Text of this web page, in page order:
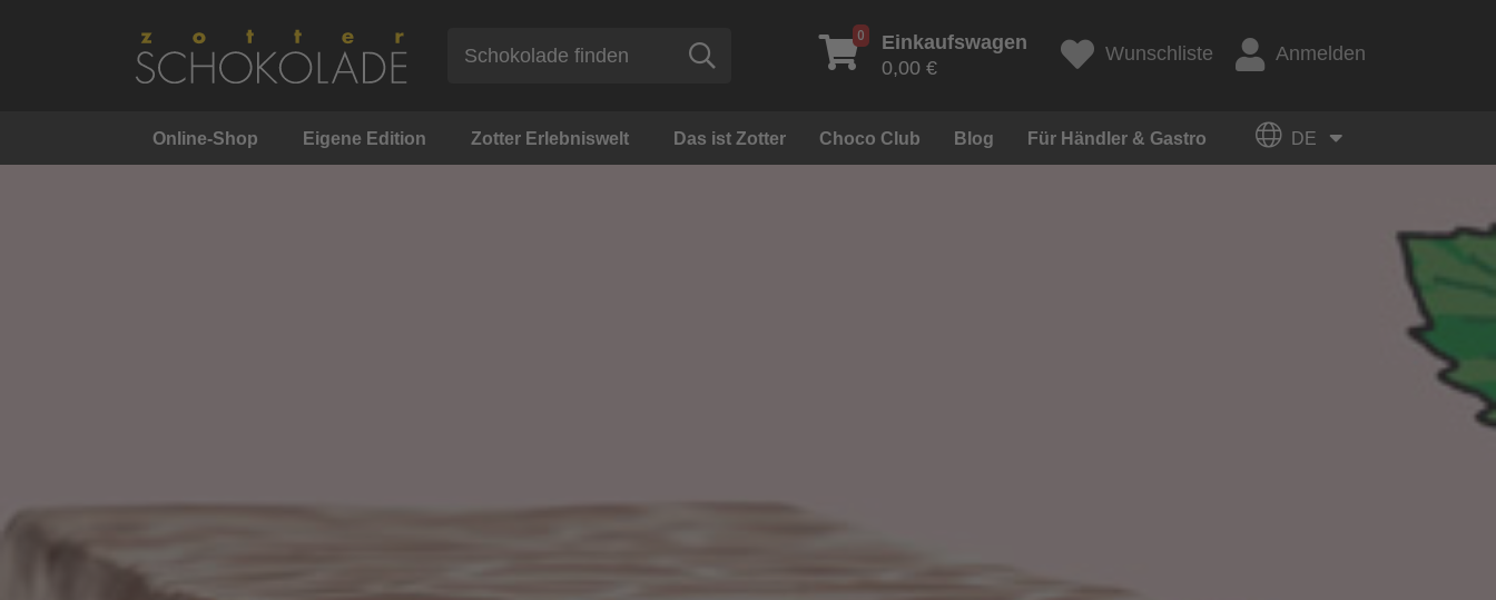
0
Einkaufswagen
0,00 €
Wunschliste Anmelden
Online-Shop Eigene Edition Zotter Erlebniswelt Das ist Zotter Choco Club Blog Für Händler & Gastro DE